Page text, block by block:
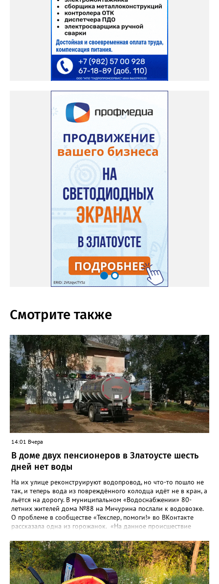
Смотрите также
14:01 Вчера
В доме двух пенсионеров в Златоусте шесть
дней нет воды
На их улице реконструируют водопровод, но что-то пошло не
так, и теперь вода из повреждённого колодца идёт не в кран, а
льётся на дорогу. В муниципальном «Водоснабжении» 80-
летних жителей дома №88 на Мичурина послали к водовозке.
О проблеме в сообществе «Текслер, помоги!» во ВКонтакте
рассказала одна из горожанок. «На данное происшествие
гл.инженера Шепелева А.Н. из обслуживающей организации
МУП ЗГО "Златоустовское Водоснабжение" ул. Островского, 7,
никакие работы по восстановлению подачи воды в дом
проводиться не будут. Вот уже шесть дней пенсионеры без
воды!», - пишет возмущённая женщина (стиль, орфография и